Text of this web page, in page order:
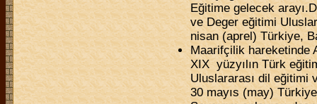
Eğitime gelecek
ve Deger eğitimi
nisan (aprel) Türkiye,
Maarifçilik hareketinde
XIX yüzyılın Türk
Uluslararası dil eğitimi
30 mayıs (may)